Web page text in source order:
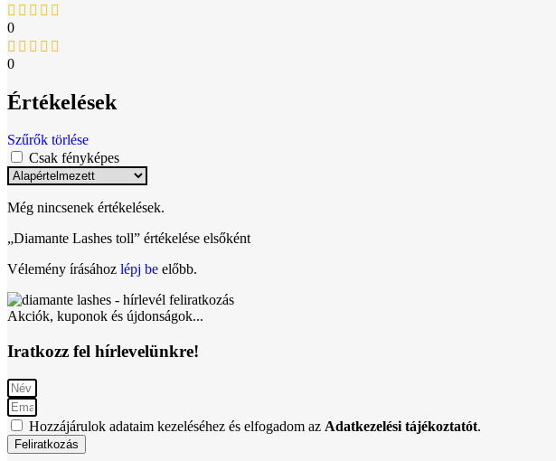
0
0
Értékelések
Szűrők törlése
Csak fényképes
Még nincsenek értékelések.
„Diamante Lashes toll” értékelése elsőként
Vélemény írásához lépj be előbb.
Akciók, kuponok és újdonságok...
Iratkozz fel hírlevelünkre!
Hozzájárulok adataim kezeléséhez és elfogadom az Adatkezelési tájékoztatót.
Feliratkozás